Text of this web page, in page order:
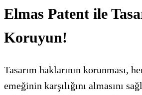
Elmas Patent ile
Koruyun!
Tasarım haklarının korunması,
emeğinin karşılığını almasını